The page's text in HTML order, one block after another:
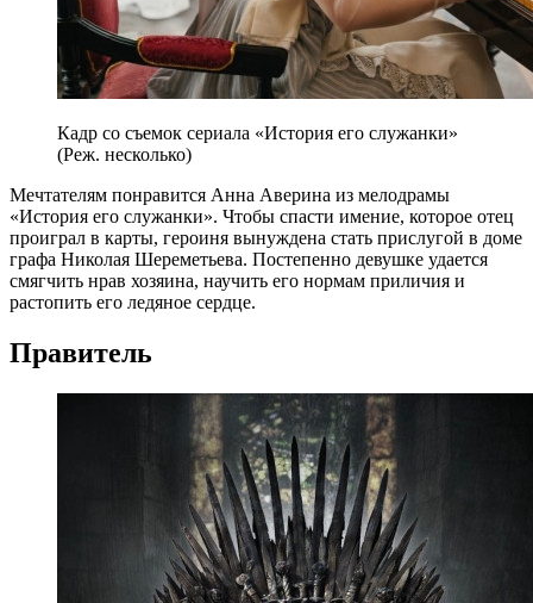
Кадр со съемок сериала «История его служанки»
(Реж. несколько)
Мечтателям понравится Анна Аверина из мелодрамы
«История его служанки». Чтобы спасти имение, которое отец
проиграл в карты, героиня вынуждена стать прислугой в доме
графа Николая Шереметьева. Постепенно девушке удается
смягчить нрав хозяина, научить его нормам приличия и
растопить его ледяное сердце.
Правитель